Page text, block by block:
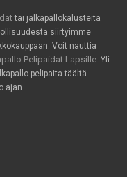
tai jalkapallokalusteita
siirtyimme
Voit nauttia
Pelipaidat Lapsille . Yli
pelipaita täältä.
ajan.